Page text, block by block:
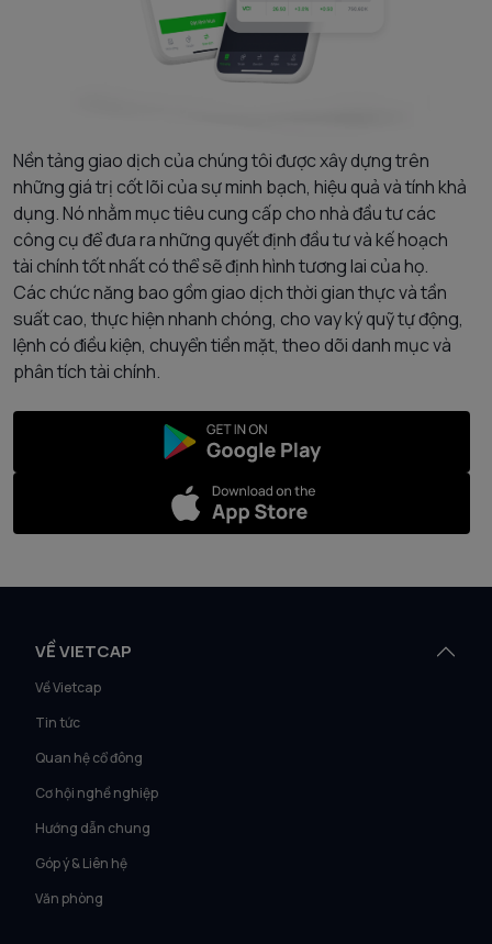
Nền tảng giao dịch của chúng tôi được xây dựng trên
những giá trị cốt lõi của sự minh bạch, hiệu quả và tính khả
dụng. Nó nhằm mục tiêu cung cấp cho nhà đầu tư các
công cụ để đưa ra những quyết định đầu tư và kế hoạch
tài chính tốt nhất có thể sẽ định hình tương lai của họ.
Các chức năng bao gồm giao dịch thời gian thực và tần
suất cao, thực hiện nhanh chóng, cho vay ký quỹ tự động,
lệnh có điều kiện, chuyển tiền mặt, theo dõi danh mục và
phân tích tài chính.
VỀ VIETCAP
Về Vietcap
Tin tức
Quan hệ cổ đông
Cơ hội nghề nghiệp
Hướng dẫn chung
Góp ý & Liên hệ
Văn phòng